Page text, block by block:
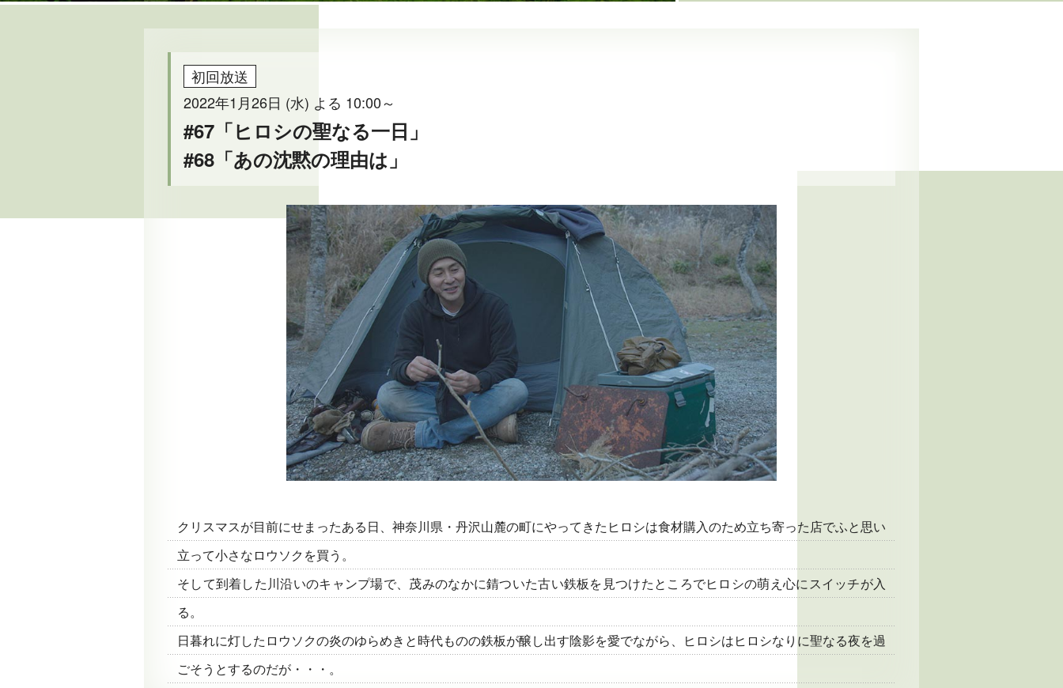
初回放送
2022年1月26日 (水) よる 10:00～
#67「ヒロシの聖なる一日」
#68「あの沈黙の理由は」
クリスマスが目前にせまったある日、神奈川県・丹沢山麓の町にやってきたヒロシは食材購入のため立ち寄った店でふと思い
立って小さなロウソクを買う。
そして到着した川沿いのキャンプ場で、茂みのなかに錆ついた古い鉄板を見つけたところでヒロシの萌え心にスイッチが入
る。
日暮れに灯したロウソクの炎のゆらめきと時代ものの鉄板が醸し出す陰影を愛でながら、ヒロシはヒロシなりに聖なる夜を過
ごそうとするのだが・・・。